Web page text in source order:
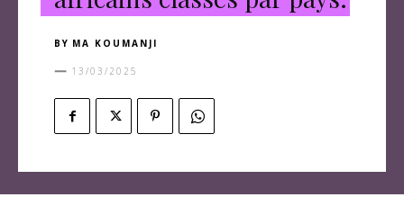
BY MA KOUMANJI
13/03/2025